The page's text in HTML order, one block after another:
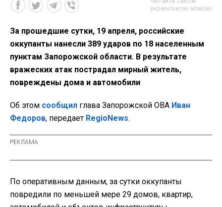
українською мовою
За прошедшие сутки, 19 апреля, российские
оккупанты нанесли 389 ударов по 18 населенным
пунктам Запорожской области. В результате
вражеских атак пострадал мирный житель,
повреждены дома и автомобили
Об этом сообщил глава Запорожской ОВА Иван
Федоров, передает RegioNews.
По оперативным данным, за сутки оккупанты
повредили по меньшей мере 29 домов, квартир,